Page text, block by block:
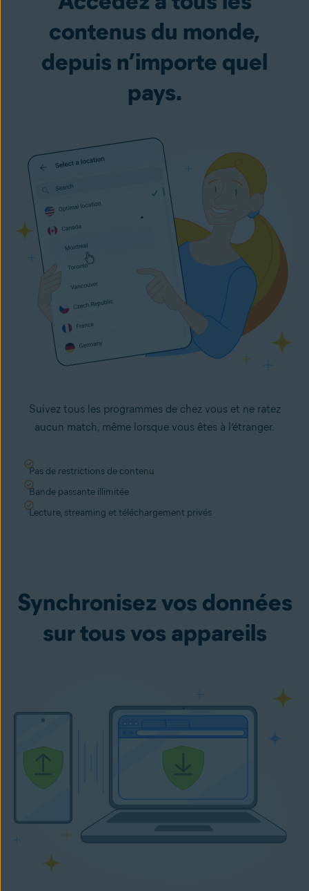
contenus du monde,
depuis n’importe quel
pays.
Suivez tous les programmes de chez vous et ne ratez
aucun match, même lorsque vous êtes à l’étranger.
Pas de restrictions de contenu
Bande passante illimitée
Lecture, streaming et téléchargement privés
Synchronisez vos données
sur tous vos appareils